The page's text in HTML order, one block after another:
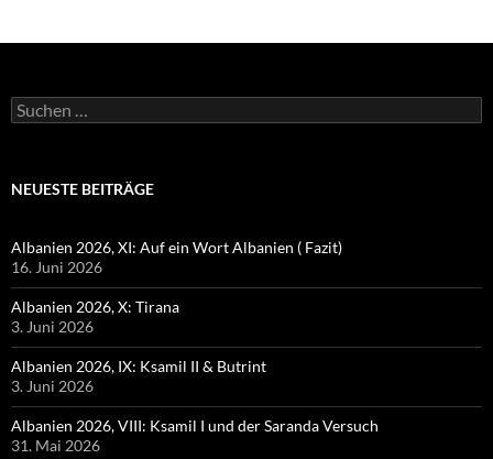
Suchen
nach:
NEUESTE BEITRÄGE
Albanien 2026, XI: Auf ein Wort Albanien ( Fazit)
16. Juni 2026
Albanien 2026, X: Tirana
3. Juni 2026
Albanien 2026, IX: Ksamil II & Butrint
3. Juni 2026
Albanien 2026, VIII: Ksamil I und der Saranda Versuch
31. Mai 2026